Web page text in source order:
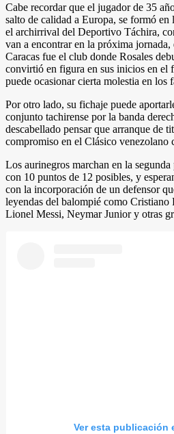
Cabe recordar que el jugador de 35
salto de calidad a Europa, se formó en
el archirrival del Deportivo Táchira,
van a encontrar en la próxima
Caracas fue el club donde Rosales
convirtió en figura en sus inicios en el
puede ocasionar cierta molestia en los
Por otro lado, su fichaje puede
conjunto tachirense por la banda
descabellado pensar que arranque de
compromiso en el Clásico venezolano
Los aurinegros marchan en la
con 10 puntos de 12 posibles, y
con la incorporación de un defensor
leyendas del balompié como
Lionel Messi, Neymar Junior y otras
Ver esta publicación